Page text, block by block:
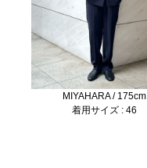
MIYAHARA / 175cm
着用サイズ : 46